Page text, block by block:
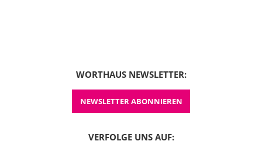
WORTHAUS NEWSLETTER:
NEWSLETTER ABONNIEREN
VERFOLGE UNS AUF: